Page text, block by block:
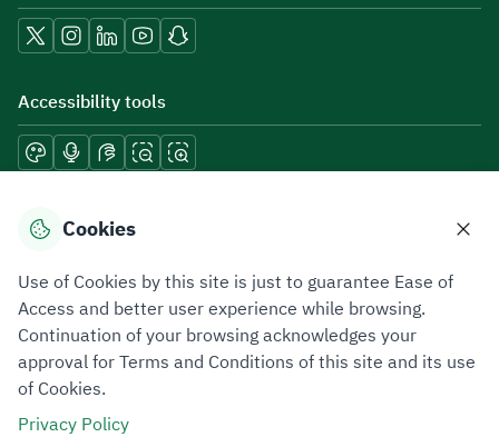
Accessibility tools
Download mobile applications
Privacy PolicyTerms of UseSite Map
All rights reserved 2026 © ZATCA.GOV.SA
Developed and Maintained by Zakat, Tax and Customs Authority
Cookies
Use of Cookies by this site is just to guarantee Ease of
Access and better user experience while browsing.
Continuation of your browsing acknowledges your
approval for Terms and Conditions of this site and its use
of Cookies.
Privacy Policy